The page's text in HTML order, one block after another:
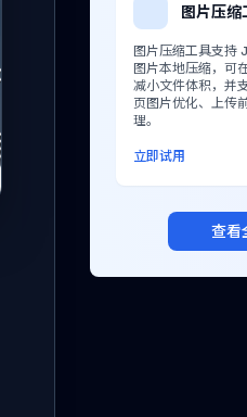
图片压缩
图片压缩工具支持
图片本地压缩，可
减小文件体积，并
页图片优化、上传
理。
立即试用
查看